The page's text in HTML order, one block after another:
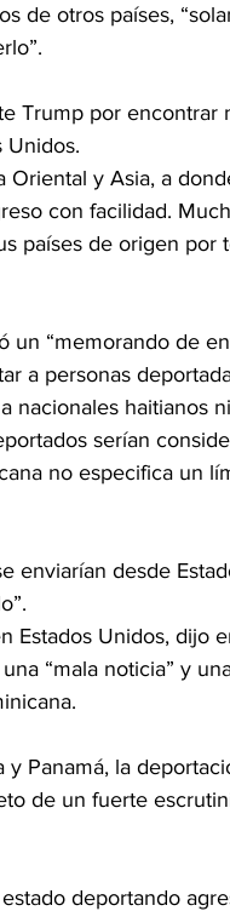
de otros países,
Trump por encontrar
Unidos.
Oriental y Asia, a
con facilidad.
países de origen por
un “memorando de
a personas
nacionales haitianos
serían
no especifica un
enviarían desde
Estados Unidos, dijo
“mala noticia” y
y Panamá, la
de un fuerte
deportando